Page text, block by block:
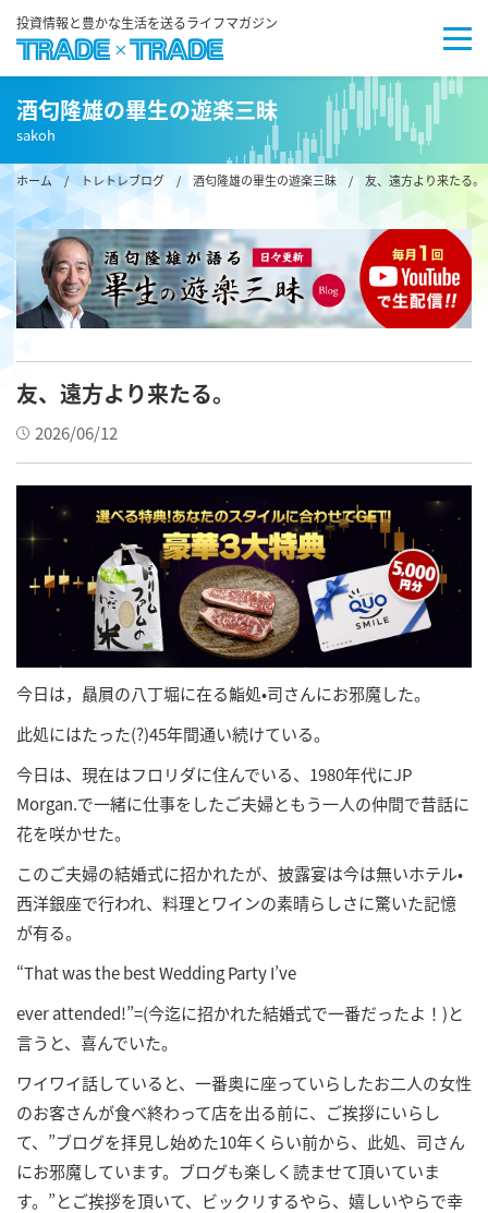
投資情報と豊かな生活を送るライフマガジン
酒匂隆雄の畢生の遊楽三昧
sakoh
ホーム/ トレトレブログ / 酒匂隆雄の畢生の遊楽三昧 / 友、遠方より来たる。
友、遠方より来たる。
2026/06/12
今日は，贔屓の八丁堀に在る鮨処•司さんにお邪魔した。
此処にはたった(?)45年間通い続けている。
今日は、現在はフロリダに住んでいる、1980年代にJP
Morgan.で一緒に仕事をしたご夫婦ともう一人の仲間で昔話に
花を咲かせた。
このご夫婦の結婚式に招かれたが、披露宴は今は無いホテル•
西洋銀座で行われ、料理とワインの素晴らしさに驚いた記憶
が有る。
“That was the best Wedding Party I’ve
ever attended!”=(今迄に招かれた結婚式で一番だったよ！)と
言うと、喜んでいた。
ワイワイ話していると、一番奥に座っていらしたお二人の女性
のお客さんが食べ終わって店を出る前に、ご挨拶にいらし
て、”ブログを拝見し始めた10年くらい前から、此処、司さん
にお邪魔しています。ブログも楽しく読ませて頂いていま
す。”とご挨拶を頂いて、ビックリするやら、嬉しいやらで幸